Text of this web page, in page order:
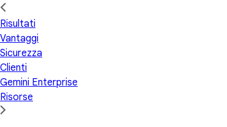
Risultati
Vantaggi
Sicurezza
Clienti
Gemini Enterprise
Risorse